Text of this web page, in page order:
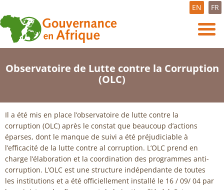
EN FR
Observatoire de Lutte contre la Corruption
(OLC)
Il a été mis en place l’observatoire de lutte contre la
corruption (OLC) après le constat que beaucoup d’actions
éparses, dont le manque de suivi a été préjudiciable à
l’efficacité de la lutte contre al corruption. L’OLC prend en
charge l’élaboration et la coordination des programmes anti-
corruption. L’OLC est une structure indépendante de toutes
les institutions et a été officiellement installé le 16 / 09/ 04 par